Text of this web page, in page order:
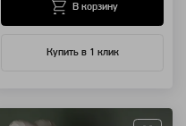
Купить в 1 клик
В корзину